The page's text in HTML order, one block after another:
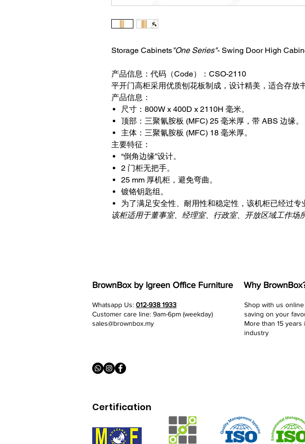
Storage Cabinets"One Series"- Swing Door High
产品信息：代码（Code）：CSO-2110
平开门高柜采用优质刨花板制成，设计精美，适合存放
产品信息：
尺寸： 800W x 400D x 2110H 毫米。
顶部： 三聚氰胺板 (MFC) 25 毫米厚，​​带 ABS 边缘。
主体： 三聚氰胺板 (MFC) 18 毫米厚。
主要特征：
“倒角边缘”设计。
2 门柜无把手。
25 mm 厚机柜，避免弯曲。
镀铬钥匙组。
为了满足安全性、耐用性和稳定性，该机柜已经过专
该柜适用于董事室、经理室、行政室、开放区域工作场所
BrownBox by Igreen Office Furniture Why
Whatsapp Us: 012-938 1933
Customer care line: 9am-6pm (weekday)
sales@brownbox.my
Shop with us
saving on your
More than 15
industry
Certification